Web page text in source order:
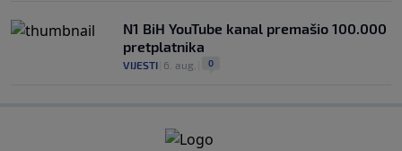
N1 BiH YouTube kanal premašio 100.000
pretplatnika
VIJESTI 6. aug. 0